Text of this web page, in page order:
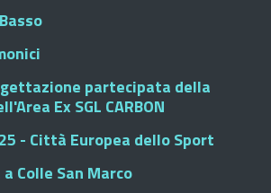
partecipata della
Ex SGL CARBON
- Città Europea dello Sport
Colle San Marco